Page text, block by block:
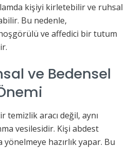
kişiyi kirletebilir ve ruhsal
Bu nedenle,
ve affedici bir tutum
ve Bedensel
temizlik aracı değil, aynı
vesilesidir. Kişi abdest
hazırlık yapar. Bu